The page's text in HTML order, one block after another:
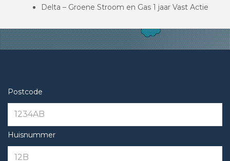
Delta – Groene Stroom en Gas 1 jaar Vast Actie
Postcode
Huisnummer